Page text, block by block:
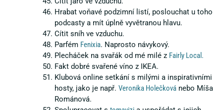
Hrabat voňavé podzimní listí, poslouchat u toho
podcasty a mít úplně vyvětranou hlavu.
Cítit sníh ve vzduchu.
Parfém Fenixia. Naprosto návykový.
Plecháček na svařák od mé milé z Fairly Local.
Fakt dobré svařené víno z IKEA.
Klubová online setkání s milými a inspirativními
hosty, jako je např. Veronika Holečková nebo Míša
Románová.